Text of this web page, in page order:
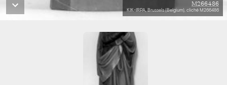
M266486
KIK-IRPA, Brussels (Belgium), cliché M266486